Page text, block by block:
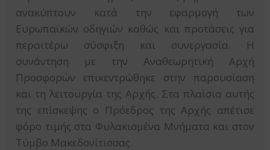
ανακύπτουν κατά την εφαρμογή των
Ευρωπαϊκών οδηγιών καθώς και προτάσεις για
περαιτέρω σύσφιξη και συνεργασία. Η
συνάντηση με την Αναθεωρητική Αρχή
Προσφορών επικεντρώθηκε στην παρουσίαση
και τη λειτουργία της Αρχής. Στα πλαίσια αυτής
της επίσκεψης ο Πρόεδρος της Αρχής απέτισε
φόρο τιμής στα Φυλακισμένα Μνήματα και στον
Τύμβο Μακεδονίτισσας.